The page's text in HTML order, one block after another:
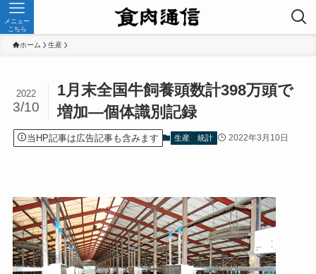
メニュー
こちら
ホーム 生産
1月末全国牛飼養頭数計398万頭で
増加—個体識別記録
2022
3/10
当HP記事は広告記事も含みます 生産 統計 2022年3月10日